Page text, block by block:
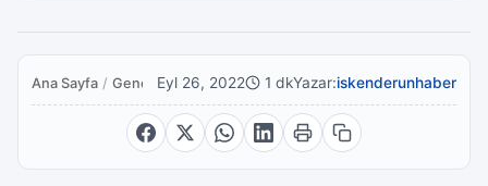
Ana Sayfa / Genel Eyl 26, 2022 1 dkYazar:iskenderunhaber